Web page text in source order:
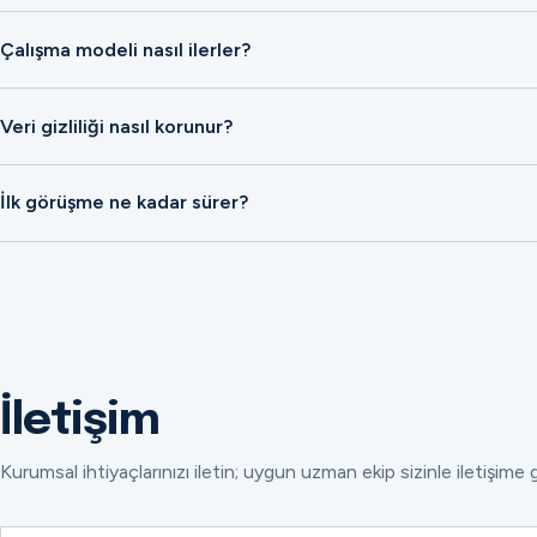
Çalışma modeli nasıl ilerler?
Veri gizliliği nasıl korunur?
İlk görüşme ne kadar sürer?
İletişim
Kurumsal ihtiyaçlarınızı iletin; uygun uzman ekip sizinle iletişime